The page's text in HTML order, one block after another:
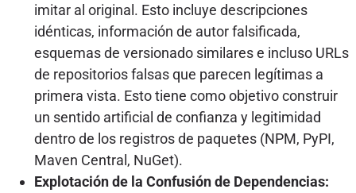
imitar al original. Esto incluye descripciones
idénticas, información de autor falsificada,
esquemas de versionado similares e incluso URLs
de repositorios falsas que parecen legítimas a
primera vista. Esto tiene como objetivo construir
un sentido artificial de confianza y legitimidad
dentro de los registros de paquetes (NPM, PyPI,
Maven Central, NuGet).
Explotación de la Confusión de Dependencias: